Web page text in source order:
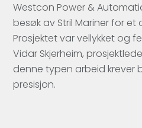
Westcon Power &
besøk av Stril Mariner for
Prosjektet var vellykket og
Vidar Skjerheim,
denne typen arbeid krever
presisjon.